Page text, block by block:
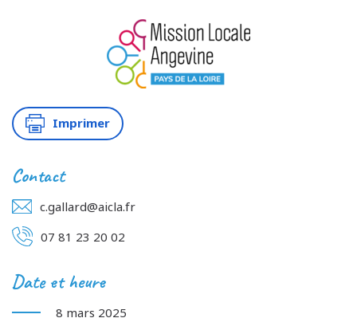
Imprimer
Contact
c.gallard@aicla.fr
07 81 23 20 02
Date et heure
8 mars 2025